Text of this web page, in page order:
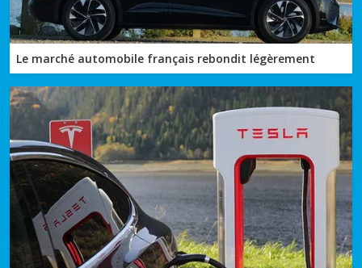
Le marché automobile français rebondit légèrement